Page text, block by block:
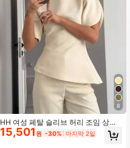
8
HH 여성 페탈 슬리브 허리 조임 상의,
새로운 라운드 넥 반팔 솔리드 컬러 피
티드 파티, 비대칭 여성 의류 여름
15,501 원 -30% 마지막 2일